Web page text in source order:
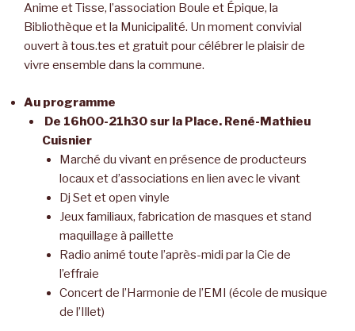
Anime et Tisse, l’association Boule et Épique, la
Bibliothèque et la Municipalité. Un moment convivial
ouvert à tous.tes et gratuit pour célébrer le plaisir de
vivre ensemble dans la commune.
Au programme
De 16h00-21h30 sur la Place. René-Mathieu
Cuisnier
Marché du vivant en présence de producteurs
locaux et d’associations en lien avec le vivant
Dj Set et open vinyle
Jeux familiaux, fabrication de masques et stand
maquillage à paillette
Radio animé toute l’après-midi par la Cie de
l’effraie
Concert de l’Harmonie de l’EMI (école de musique
de l’Illet)